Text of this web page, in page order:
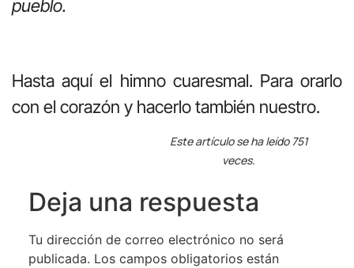
pueblo.
Hasta aquí el himno cuaresmal. Para orarlo
con el corazón y hacerlo también nuestro.
Este artículo se ha leído 751
veces.
Deja una respuesta
Tu dirección de correo electrónico no será
publicada. Los campos obligatorios están